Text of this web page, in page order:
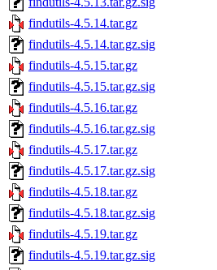
findutils-4.5.14.tar.gz
findutils-4.5.14.tar.gz.sig
findutils-4.5.15.tar.gz
findutils-4.5.15.tar.gz.sig
findutils-4.5.16.tar.gz
findutils-4.5.16.tar.gz.sig
findutils-4.5.17.tar.gz
findutils-4.5.17.tar.gz.sig
findutils-4.5.18.tar.gz
findutils-4.5.18.tar.gz.sig
findutils-4.5.19.tar.gz
findutils-4.5.19.tar.gz.sig